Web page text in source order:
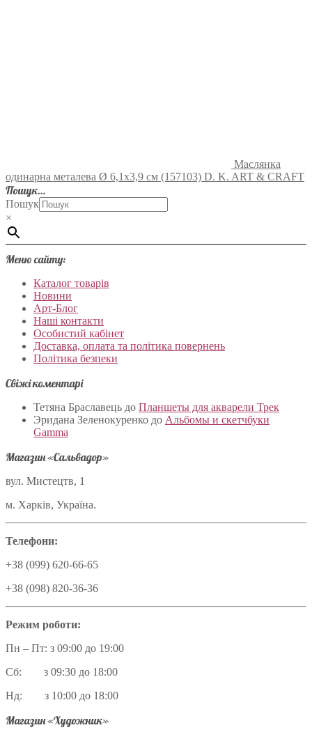
Маслянка
одинарна металева Ø 6,1х3,9 см (157103) D. K. ART & CRAFT
Пошук…
Пошук
×
Меню сайту:
Каталог товарів
Новини
Арт-Блог
Наші контакти
Особистий кабінет
Доставка, оплата та політика повернень
Політика безпеки
Свіжі коментарі
Тетяна Браславець до Планшеты для акварели Трек
Эридана Зеленокуренко до Альбомы и скетчбуки
Gamma
Магазин «Сальвадор»
вул. Мистецтв, 1
м. Харків, Україна.
Телефони:
+38 (099) 620-66-65
+38 (098) 820-36-36
Режим роботи:
Пн – Пт: з 09:00 до 19:00
Сб: з 09:30 до 18:00
Нд: з 10:00 до 18:00
Магазин «Художник»